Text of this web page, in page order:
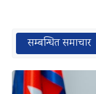
सम्बन्धित समाचार